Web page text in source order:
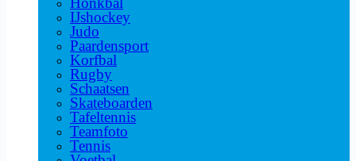
IJshockey
Judo
Paardensport
Korfbal
Rugby
Schaatsen
Skateboarden
Tafeltennis
Teamfoto
Tennis